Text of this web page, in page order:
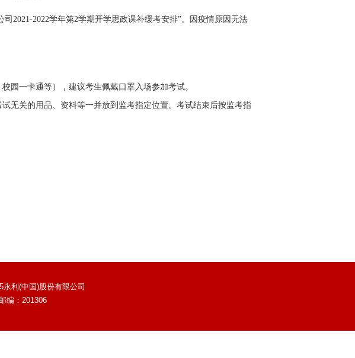
司2021-2022学年第2学期开学思政课补缓考安排”。因疫情原因无法
园一卡通等），建议考生佩戴口罩入场参加考试。
无关的用品、资料等一并放到监考指定位置。考试结束后按监考指
利(中国)股份有限公司
编：201306